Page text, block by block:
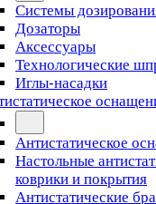
Системы
Дозаторы
Аксессуары
Технологические
Иглы-насадки
Антистатическое
Настольные
коврики и покрытия
Антистатические